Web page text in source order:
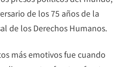
de los 75 años de la
de los Derechos Humanos.
más emotivos fue cuando